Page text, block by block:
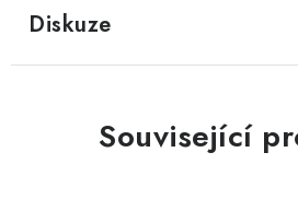
Diskuze
Související